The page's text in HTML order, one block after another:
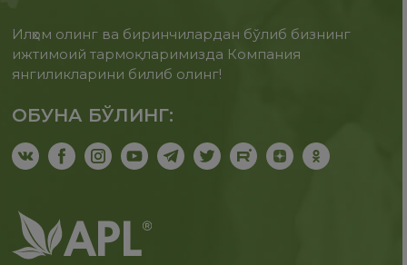
Илҳом олинг ва биринчилардан бўлиб бизнинг
ижтимоий тармоқларимизда Компания
янгиликларини билиб олинг!
ОБУНА БЎЛИНГ: